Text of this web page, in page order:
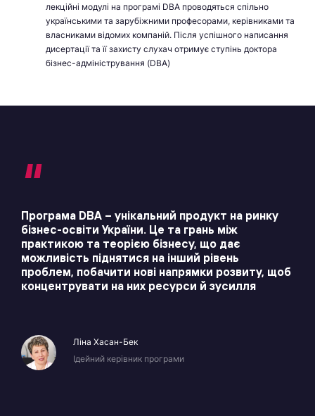
лекційні модулі на програмі DBA проводяться спільно
українськими та зарубіжними професорами, керівниками та
власниками відомих компаній. Після успішного написання
дисертації та її захисту слухач отримує ступінь доктора
бізнес-адміністрування (DBA)
Програма DBA – унікальний продукт на ринку
бізнес-освіти України. Це та грань між
практикою та теорією бізнесу, що дає
можливість піднятися на інший рівень
проблем, побачити нові напрямки розвиту, щоб
концентрувати на них ресурси й зусилля
Ліна Хасан-Бек
Ідейний керівник програми